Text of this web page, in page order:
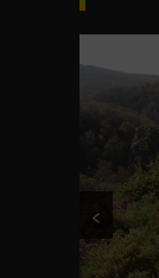
<